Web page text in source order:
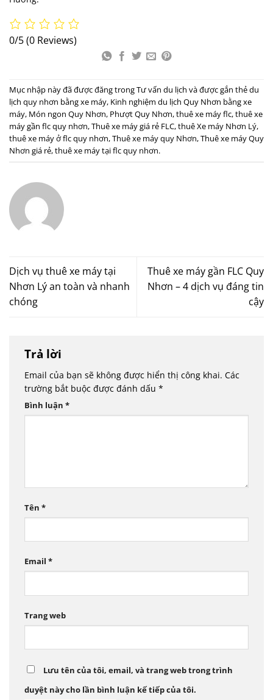
0/5(0 Reviews)
Mục nhập này đã được đăng trongTư vấn du lịch và được gắn thẻdu
lịch quy nhơn bằng xe máy, Kinh nghiệm du lịch Quy Nhơn bằng xe
máy, Món ngon Quy Nhơn, Phượt Quy Nhơn,thuê xe máy flc,thuê xe
máy gần flc quy nhơn,Thuê xe máy giá rẻ FLC,thuê Xe máy Nhơn Lý,
thuê xe máy ở flc quy nhơn,Thuê xe máy quy Nhơn,Thuê xe máy Quy
Nhơn giá rẻ,thuê xe máy tại flc quy nhơn.
Dịch vụ thuê xe máy tại
Nhơn Lý an toàn và nhanh
chóng
Thuê xe máy gần FLC Quy
Nhơn – 4 dịch vụ đáng tin
cậy
Trả lời
Email của bạn sẽ không được hiển thị công khai. Các
trường bắt buộc được đánh dấu *
Bình luận *
Tên *
Email *
Trang web
Lưu tên của tôi, email, và trang web trong trình
duyệt này cho lần bình luận kế tiếp của tôi.